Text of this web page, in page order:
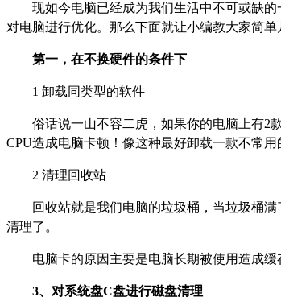
现如今电脑已经成为我们生活中不可或缺
对电脑进行优化。那么下面就让小编教大家简单
第一，在不换硬件的条件下
1 卸载同类型的软件
俗话说一山不容二虎，如果你的电脑上有2
CPU造成电脑卡顿！像这种最好卸载一款不常用
2 清理回收站
回收站就是我们电脑的垃圾桶，当垃圾桶
清理了。
电脑卡的原因主要是电脑长期被使用造成
3、对系统盘C盘进行磁盘清理